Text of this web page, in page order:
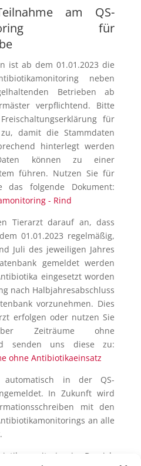
am QS-
für
ist ab dem 01.01.2023 die
neben
Betrieben ab
verpflichtend. Bitte
für
damit die Stammdaten
hinterlegt werden
können zu einer
führen. Nutzen Sie für
das folgende Dokument:
- Rind
Tierarzt darauf an, dass
01.01.2023 regelmäßig,
Juli des jeweiligen Jahres
gemeldet werden
eingesetzt worden
nach Halbjahresabschluss
vorzunehmen. Dies
erfolgen oder nutzen Sie
Zeiträume ohne
senden uns diese zu:
ohne Antibiotikaeinsatz
automatisch in der QS-
In Zukunft wird
mit den
an alle
im Bereich